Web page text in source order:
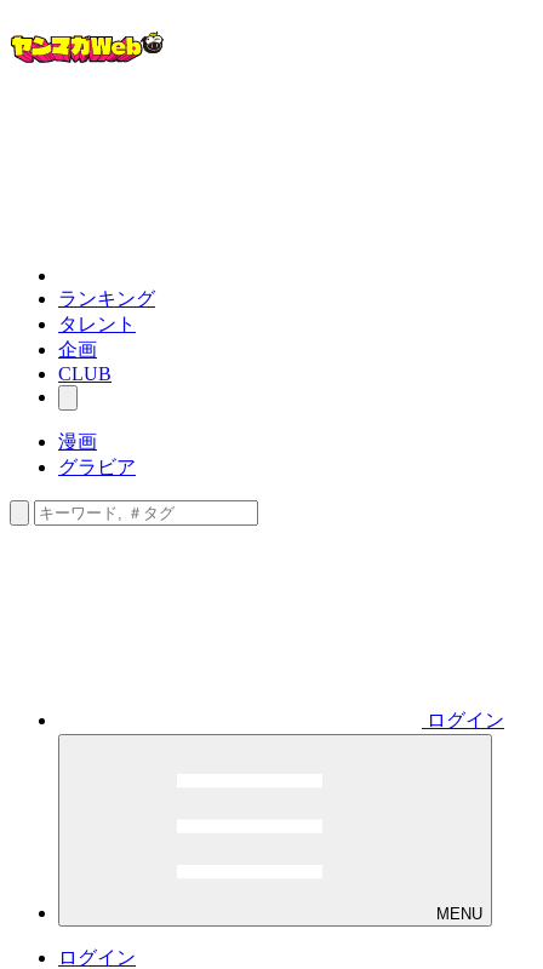
ランキング
タレント
企画
CLUB
漫画
グラビア
ログイン
MENU
ログイン